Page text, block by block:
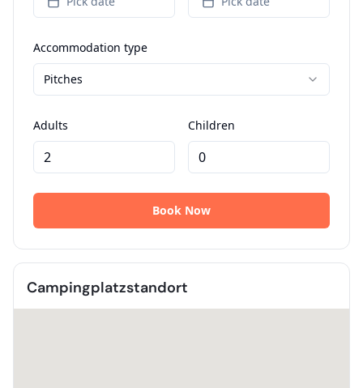
Campingplatzstandort